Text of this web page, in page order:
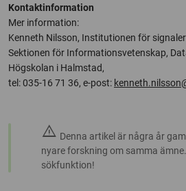
Kontaktinformation
Mer information:
Kenneth Nilsson, Institutionen för
Sektionen för Informationsvetenskap,
Högskolan i Halmstad,
tel: 035-16 71 36, e-post:
warning Denna artikel är några år
nyare forskning om samma
sökfunktion!